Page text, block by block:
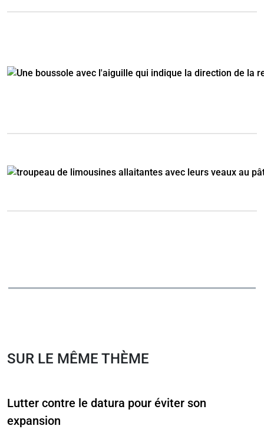
SUR LE MÊME THÈME
Lutter contre le datura pour éviter son
expansion